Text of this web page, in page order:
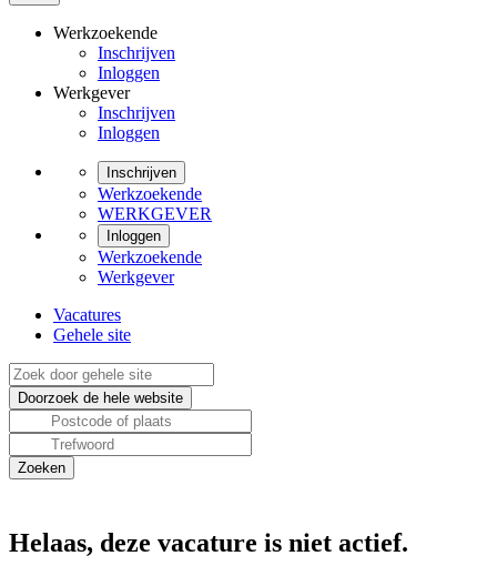
Werkzoekende
Inschrijven
Inloggen
Werkgever
Inschrijven
Inloggen
Inschrijven
Werkzoekende
WERKGEVER
Inloggen
Werkzoekende
Werkgever
Vacatures
Gehele site
Helaas, deze vacature is niet actief.